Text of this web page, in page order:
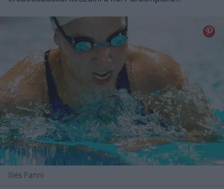
Illés Fanni